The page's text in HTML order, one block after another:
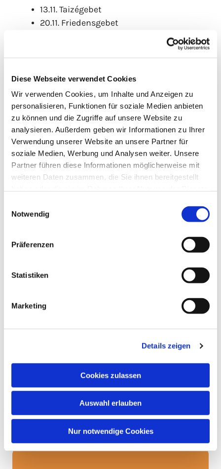
Diese Webseite verwendet Cookies
Wir verwenden Cookies, um Inhalte und Anzeigen zu
personalisieren, Funktionen für soziale Medien anbieten
zu können und die Zugriffe auf unsere Website zu
analysieren. Außerdem geben wir Informationen zu Ihrer
Verwendung unserer Website an unsere Partner für
soziale Medien, Werbung und Analysen weiter. Unsere
Partner führen diese Informationen möglicherweise mit
weiteren Daten zusammen, die Sie ihnen bereitgestellt
Notwendig
Präferenzen
Statistiken
Marketing
Details zeigen
Cookies zulassen
Auswahl erlauben
Nur notwendige Cookies
13.11. Taizégebet
20.11. Friedensgebet
11.12. Taizégebet
18.12. Eucharistiefeier
(Englisch/Deutsch)
08.01. Taizégebet
15.01. Eucharistiefeier
(Englisch/Deutsch)
22.01. Friedensgebet
29.01. Friedensgebet
12.02. Taizégebet
diese wertvolle Zeit mit euch zu teilen!